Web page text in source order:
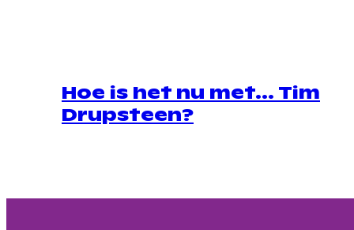
Hoe is het nu met… Tim
Drupsteen?